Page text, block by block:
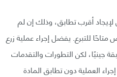
أقرب تطابق، وذلك إن لم
للتبرع. يفضل إجراء عملية زرع
جينيًا، لكن التطورات والتقدمات
العملية دون تطابق المادة